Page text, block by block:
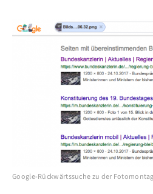
Google-Rückwärtssuche zu der